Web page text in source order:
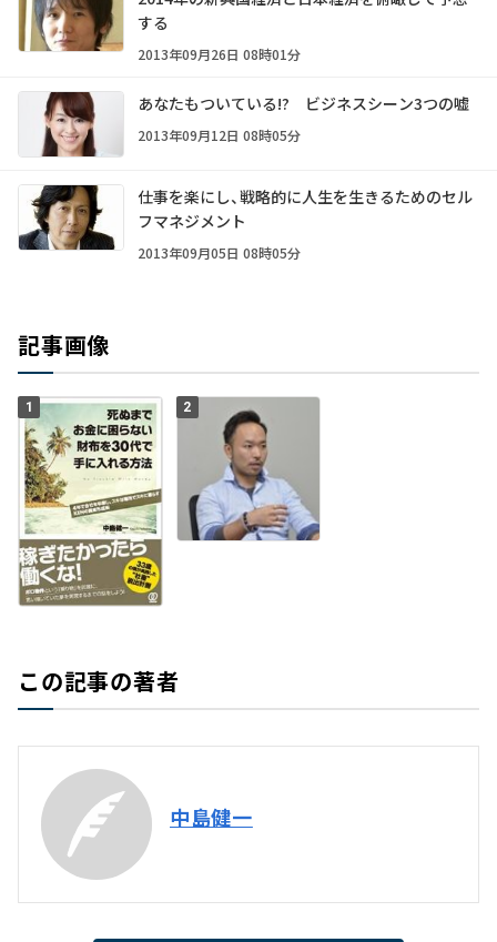
する
2013年09月26日 08時01分
あなたもついている!? ビジネスシーン3つの嘘
2013年09月12日 08時05分
仕事を楽にし、戦略的に人生を生きるためのセル
フマネジメント
2013年09月05日 08時05分
記事画像
1 2
この記事の著者
中島健一